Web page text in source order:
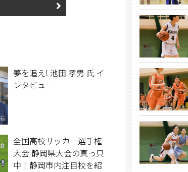
夢を追え! 池田 孝男 氏 イ
ンタビュー
全国高校サッカー選手権
大会 静岡県大会の真っ只
中！静岡市内注目校を紹